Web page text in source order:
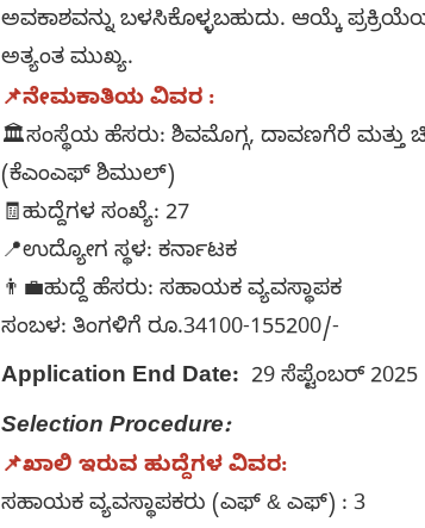
ಅವಕಾಶವನ್ನು ಬಳಸಿಕೊಳ್ಳಬಹುದು. ಆಯ್ಕೆ
ಅತ್ಯಂತ ಮುಖ್ಯ.
📌ನೇಮಕಾತಿಯ ವಿವರ :
🏛️ಸಂಸ್ಥೆಯ ಹೆಸರು: ಶಿವಮೊಗ್ಗ, ದಾವಣಗೆರೆ ಮತ್ತು
(ಕೆಎಂಎಫ್ ಶಿಮುಲ್)
🧾ಹುದ್ದೆಗಳ ಸಂಖ್ಯೆ: 27
📍ಉದ್ಯೋಗ ಸ್ಥಳ: ಕರ್ನಾಟಕ
👨‍💼ಹುದ್ದೆ ಹೆಸರು: ಸಹಾಯಕ ವ್ಯವಸ್ಥಾಪಕ
ಸಂಬಳ: ತಿಂಗಳಿಗೆ ರೂ.34100-155200/-
Application End Date: 29 ಸೆಪ್ಟೆಂಬರ್ 2025
Selection Procedure:
📌ಖಾಲಿ ಇರುವ ಹುದ್ದೆಗಳ ವಿವರ:
ಸಹಾಯಕ ವ್ಯವಸ್ಥಾಪಕರು (ಎಫ್ & ಎಫ್) : 3